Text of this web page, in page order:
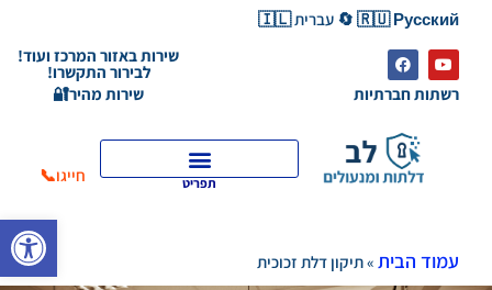
פתח
🇷🇺 Русский 🔄 עברית 🇮🇱
רשתות חברתיות
שירות באזור המרכז ועוד!
לבירור התקשרו!
שירות מהיר🔐
תפריט חייגו📞
עמוד הבית »תיקון דלת זכוכית